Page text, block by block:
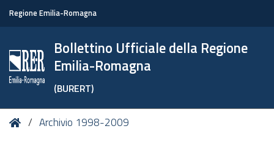
Regione Emilia-Romagna
Bollettino Ufficiale della Regione
Emilia-Romagna
(BURERT)
Tu HomeArchivio 1998-2009